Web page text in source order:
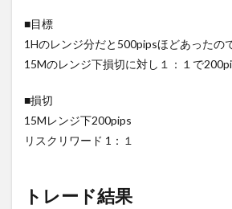
■目標
1Hのレンジ分だと500pipsほどあったの
15Mのレンジ下損切に対し１：１で
■損切
15Mレンジ下200pips
リスクリワード 1：１
トレード結果